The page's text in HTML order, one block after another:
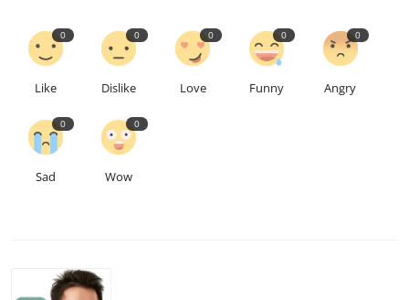
0
Like
0
Dislike
0
Love
0
Funny
0
Angry
0
Sad
0
Wow